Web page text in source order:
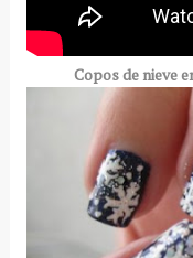
Copos de nieve